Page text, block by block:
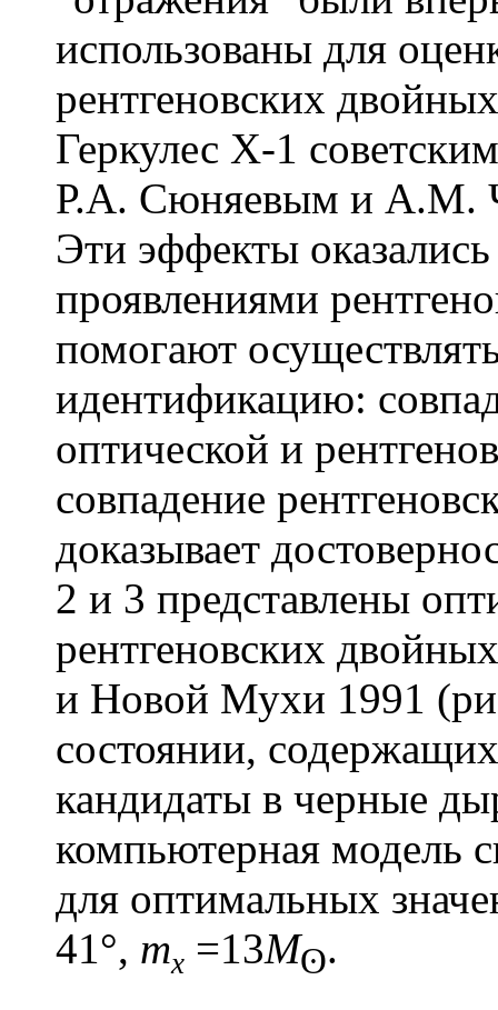
использованы для
рентгеновских
Геркулес Х-1
Р.А. Сюняевым и А.М.
Эти эффекты
проявлениями
помогают
идентификацию:
оптической и
совпадение
доказывает
2 и 3 представлены
рентгеновских
и Новой Мухи 1991
состоянии,
кандидаты в черные
компьютерная модель
для оптимальных
41°, mx =13Mʘ.